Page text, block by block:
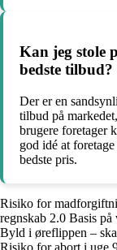
Kan jeg stole
bedste tilbud?
Der er en
tilbud på
brugere foretager
god idé at
bedste pris.
Risiko for
regnskab 2.0 Basis
Byld i øreflippen –
Risiko for abort i uge